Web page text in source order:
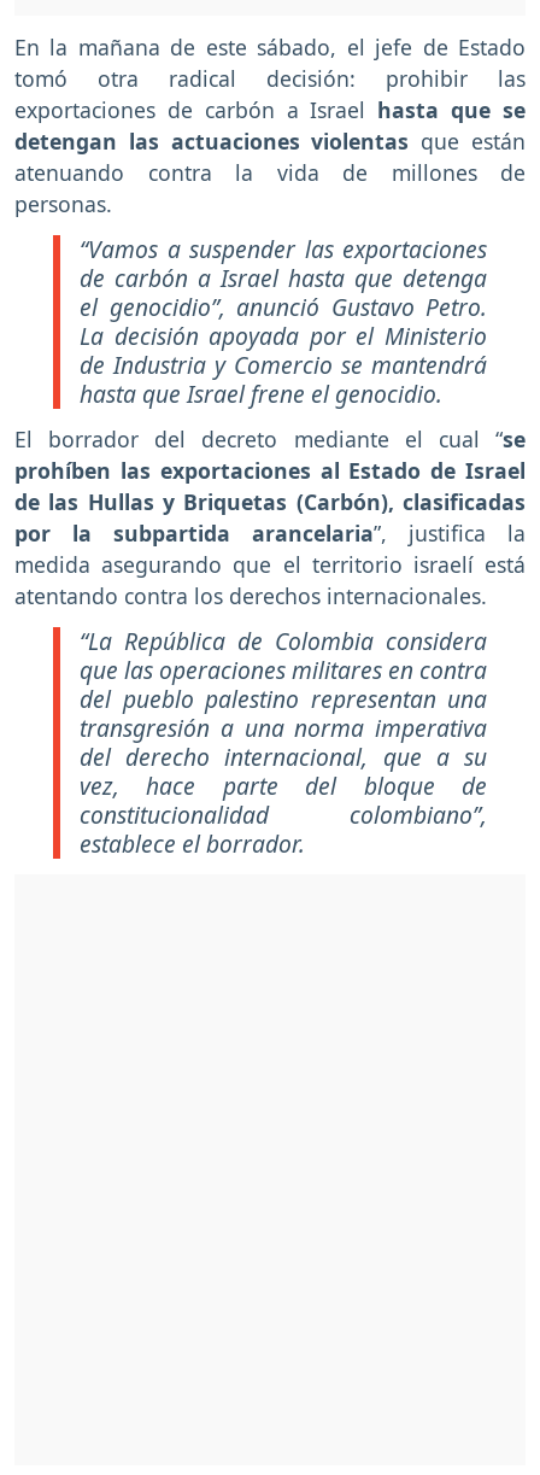
En la mañana de este sábado, el jefe de Estado
tomó otra radical decisión: prohibir las
exportaciones de carbón a Israel hasta que se
detengan las actuaciones violentas que están
atenuando contra la vida de millones de
personas.
“Vamos a suspender las exportaciones
de carbón a Israel hasta que detenga
el genocidio”, anunció Gustavo Petro.
La decisión apoyada por el Ministerio
de Industria y Comercio se mantendrá
hasta que Israel frene el genocidio.
El borrador del decreto mediante el cual “se
prohíben las exportaciones al Estado de Israel
de las Hullas y Briquetas (Carbón), clasificadas
por la subpartida arancelaria”, justifica la
medida asegurando que el territorio israelí está
atentando contra los derechos internacionales.
“La República de Colombia considera
que las operaciones militares en contra
del pueblo palestino representan una
transgresión a una norma imperativa
del derecho internacional, que a su
vez, hace parte del bloque de
constitucionalidad colombiano”,
establece el borrador.